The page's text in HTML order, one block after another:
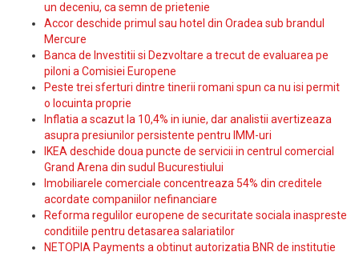
un deceniu, ca semn de prietenie
Accor deschide primul sau hotel din Oradea sub brandul
Mercure
Banca de Investitii si Dezvoltare a trecut de evaluarea pe
piloni a Comisiei Europene
Peste trei sferturi dintre tinerii romani spun ca nu isi permit
o locuinta proprie
Inflatia a scazut la 10,4% in iunie, dar analistii avertizeaza
asupra presiunilor persistente pentru IMM-uri
IKEA deschide doua puncte de servicii in centrul comercial
Grand Arena din sudul Bucurestiului
Imobiliarele comerciale concentreaza 54% din creditele
acordate companiilor nefinanciare
Reforma regulilor europene de securitate sociala inaspreste
conditiile pentru detasarea salariatilor
NETOPIA Payments a obtinut autorizatia BNR de institutie